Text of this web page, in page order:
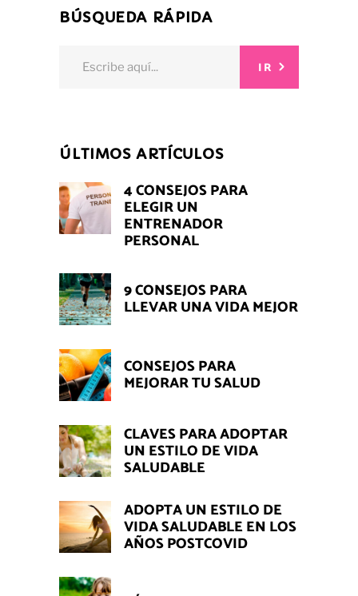
BÚSQUEDA RÁPIDA
IR
ÚLTIMOS ARTÍCULOS
4 CONSEJOS PARA
ELEGIR UN
ENTRENADOR
PERSONAL
9 CONSEJOS PARA
LLEVAR UNA VIDA MEJOR
CONSEJOS PARA
MEJORAR TU SALUD
CLAVES PARA ADOPTAR
UN ESTILO DE VIDA
SALUDABLE
ADOPTA UN ESTILO DE
VIDA SALUDABLE EN LOS
AÑOS POSTCOVID